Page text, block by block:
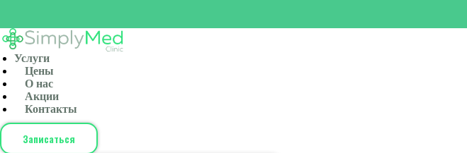
Услуги
Цены
О нас
Акции
Контакты
Записаться